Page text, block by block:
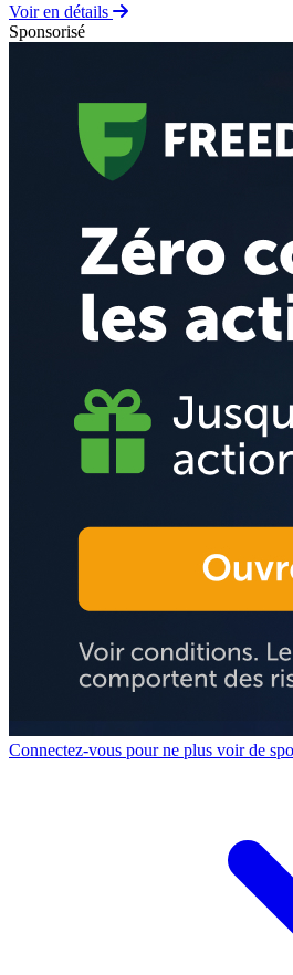
Voir en détails
Sponsorisé
Connectez-vous pour ne plus voir de